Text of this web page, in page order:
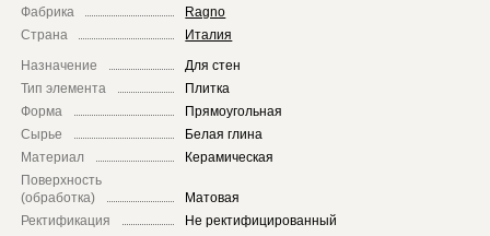
Фабрика
Ragno
Страна
Италия
Назначение
Для стен
Тип элемента
Плитка
Форма
Прямоугольная
Сырье
Белая глина
Материал
Керамическая
Поверхность
(обработка)
Матовая
Ректификация
Не ректифицированный